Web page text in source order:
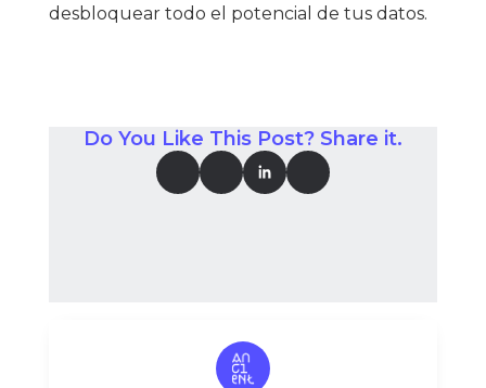
desbloquear todo el potencial de tus datos.
Do You Like This Post? Share it.